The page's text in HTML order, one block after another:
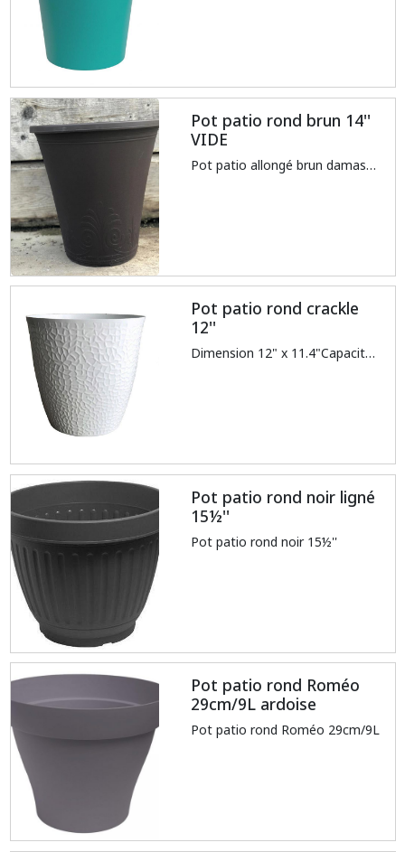
Pot patio rond brun 14''
VIDE
Pot patio allongé brun damask 14''
Pot patio rond crackle
12''
Dimension 12" x 11.4"Capacité (volume) 3.94 gal
Pot patio rond noir ligné
15½''
Pot patio rond noir 15½''
Pot patio rond Roméo
29cm/9L ardoise
Pot patio rond Roméo 29cm/9L